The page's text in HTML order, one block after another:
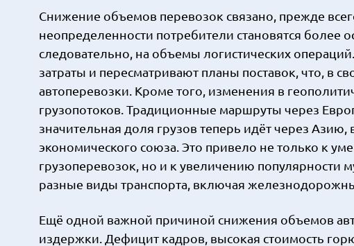
Снижение объемов перевозок связано, прежде
неопределенности потребители становятся более
следовательно, на объемы логистических
затраты и пересматривают планы поставок, что, в
автоперевозки. Кроме того, изменения в
грузопотоков. Традиционные маршруты через
значительная доля грузов теперь идёт через
экономического союза. Это привело не только к
грузоперевозок, но и к увеличению популярности
разные виды транспорта, включая
Ещё одной важной причиной снижения объемов
издержки. Дефицит кадров, высокая стоимость